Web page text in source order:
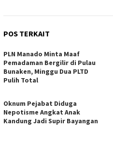
POS TERKAIT
PLN Manado Minta Maaf
Pemadaman Bergilir di Pulau
Bunaken, Minggu Dua PLTD
Pulih Total
Oknum Pejabat Diduga
Nepotisme Angkat Anak
Kandung Jadi Supir Bayangan